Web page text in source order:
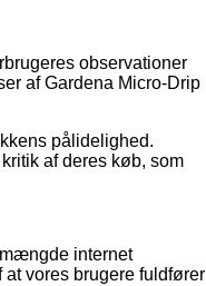
observationer
af Gardena Micro-Drip
pålidelighed.
af deres køb, som
internet
vores brugere fuldfører